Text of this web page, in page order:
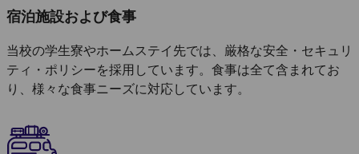
宿泊施設および食事
当校の学生寮やホームステイ先では、厳格な安全・セキュリ
ティ・ポリシーを採用しています。食事は全て含まれてお
り、様々な食事ニーズに対応しています。